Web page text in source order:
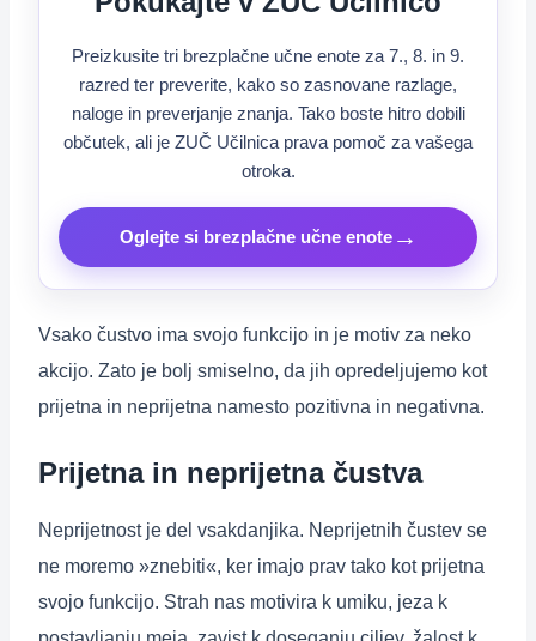
Preizkusite tri brezplačne učne enote za 7., 8. in 9.
razred ter preverite, kako so zasnovane razlage,
naloge in preverjanje znanja. Tako boste hitro dobili
občutek, ali je ZUČ Učilnica prava pomoč za vašega
otroka.
Oglejte si brezplačne učne enote→
Vsako čustvo ima svojo funkcijo in je motiv za neko
akcijo. Zato je bolj smiselno, da jih opredeljujemo kot
prijetna in neprijetna namesto pozitivna in negativna.
Prijetna in neprijetna čustva
Neprijetnost je del vsakdanjika. Neprijetnih čustev se
ne moremo »znebiti«, ker imajo prav tako kot prijetna
svojo funkcijo. Strah nas motivira k umiku, jeza k